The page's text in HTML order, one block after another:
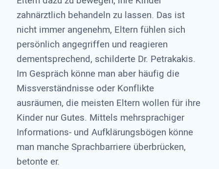
zahnärztlich behandeln zu lassen. Das ist
nicht immer angenehm, Eltern fühlen sich
persönlich angegriffen und reagieren
dementsprechend, schilderte Dr. Petrakakis.
Im Gespräch könne man aber häufig die
Missverständnisse oder Konflikte
ausräumen, die meisten Eltern wollen für ihre
Kinder nur Gutes. Mittels mehrsprachiger
Informations- und Aufklärungsbögen könne
man manche Sprachbarriere überbrücken,
betonte er.